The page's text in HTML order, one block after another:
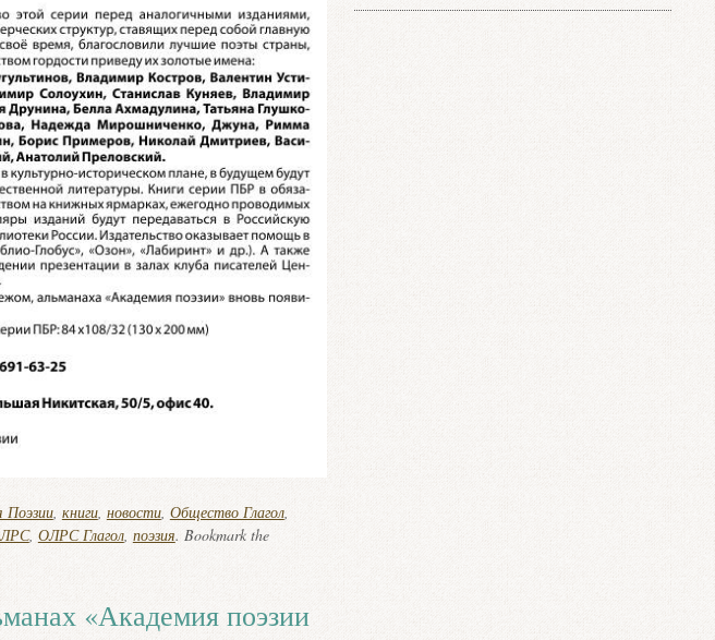
Поэзии, книги, новости, Общество Глагол,
, ОЛРС Глагол, поэзия. Bookmark the
«Академия поэзии